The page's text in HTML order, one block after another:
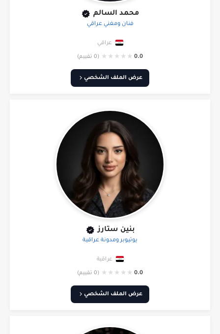
محمد السالم
فنان ومغني عراقي
عراقي
0.0
★
★
★
★
★ (0 تقييم)
عرض الملف الشخصي
بنين ستارز
يوتيوبر ومدونة عراقية
عراقية
0.0
★
★
★
★
★ (0 تقييم)
عرض الملف الشخصي